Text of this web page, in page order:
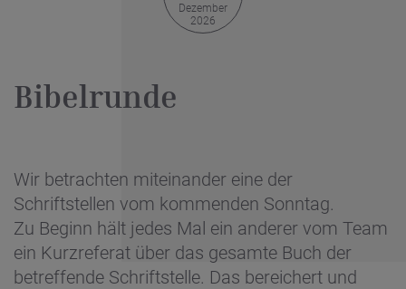
Dezember
2026
Bibelrunde
Wir betrachten miteinander eine der
Schriftstellen vom kommenden Sonntag.
Zu Beginn hält jedes Mal ein anderer vom Team
ein Kurzreferat über das gesamte Buch der
betreffende Schriftstelle. Das bereichert und